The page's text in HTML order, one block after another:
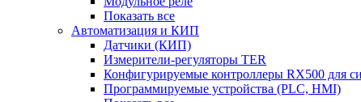
Показать все
Автоматизация и КИП
Датчики (КИП)
Измерители-регуляторы TER
Конфигурируемые контроллеры RX500 для
Программируемые устройства (PLC, HMI)